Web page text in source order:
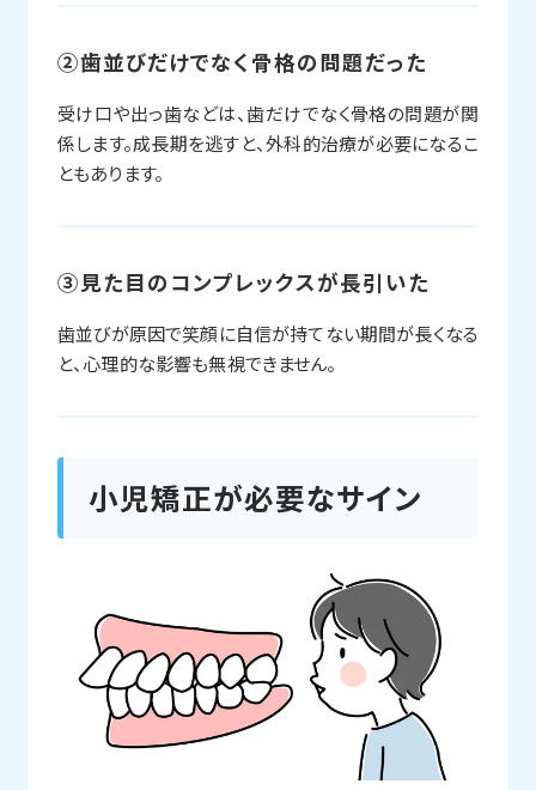
②歯並びだけでなく骨格の問題だった
受け口や出っ歯などは、歯だけでなく骨格の問題が関
係します。成長期を逃すと、外科的治療が必要になるこ
ともあります。
③見た目のコンプレックスが長引いた
歯並びが原因で笑顔に自信が持てない期間が長くなる
と、心理的な影響も無視できません。
小児矯正が必要なサイン